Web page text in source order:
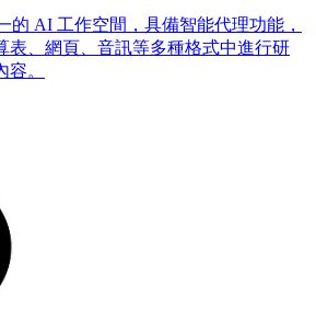
的 AI 工作空間，具備智能代理功能，
表、網頁、音訊等多種格式中進行研
。